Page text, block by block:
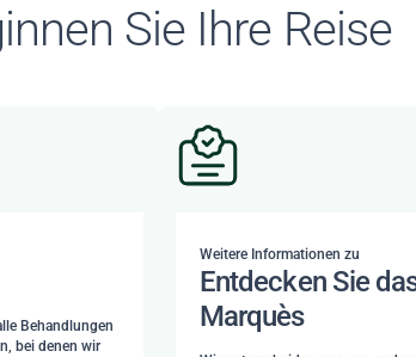
Sie Ihre Reise
Behandlungen
bei denen wir
Weitere Informationen zu
Entdecken Sie
Marquès